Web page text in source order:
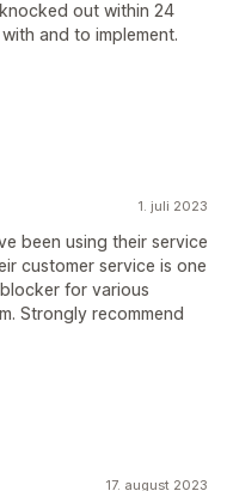
out within 24
and to implement.
1. juli 2023
been using their service
customer service is one
for various
Strongly recommend
17. august 2023